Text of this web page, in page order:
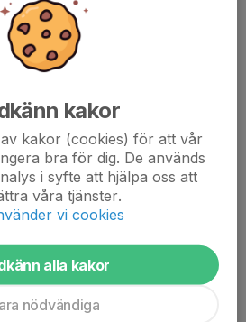
till EM i
kakor
kakor (cookies) för att vår
bra för dig. De används
i syfte att hjälpa oss att
våra tjänster.
vi cookies
alla kakor
nödvändiga